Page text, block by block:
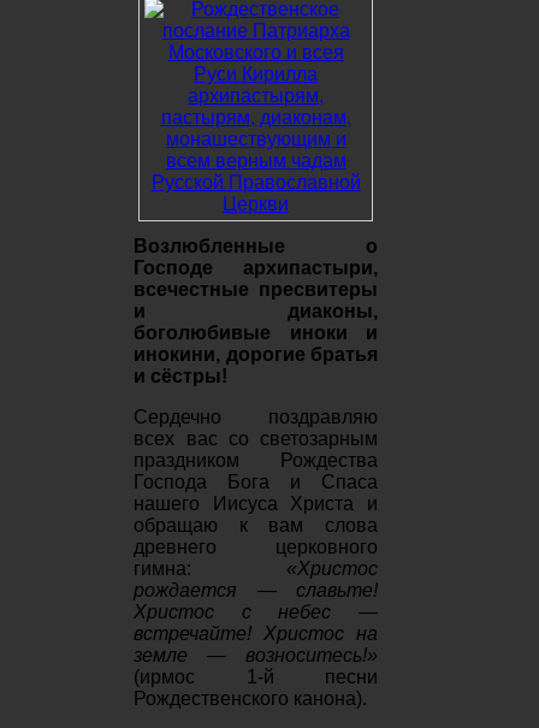
Возлюбленные о
Господе архипастыри,
всечестные пресвитеры
и диаконы,
боголюбивые иноки и
инокини, дорогие братья
и сёстры!
Сердечно поздравляю
всех вас со светозарным
праздником Рождества
Господа Бога и Спаса
нашего Иисуса Христа и
обращаю к вам слова
древнего церковного
гимна: «Христос
рождается — славьте!
Христос с небес —
встречайте! Христос на
земле — возноситесь!»
(ирмос 1-й песни
Рождественского канона).